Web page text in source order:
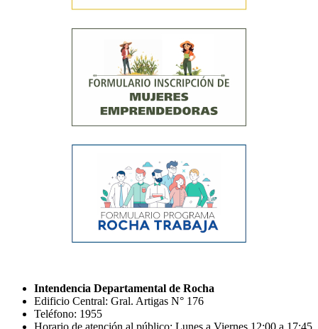
Intendencia Departamental de Rocha
Edificio Central: Gral. Artigas N° 176
Teléfono: 1955